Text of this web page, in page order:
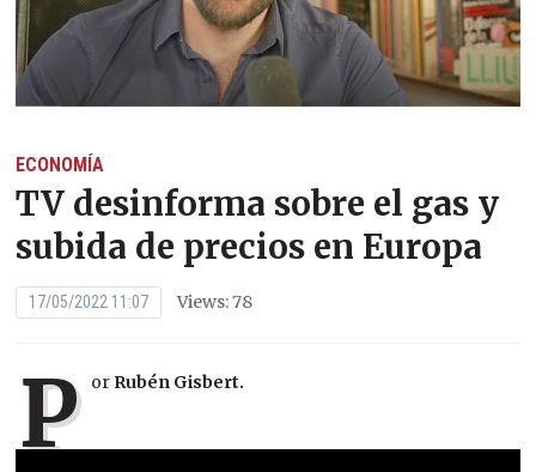
ECONOMÍA
TV desinforma sobre el gas y
subida de precios en Europa
17/05/2022 11:07 Views: 78
P or Rubén Gisbert.